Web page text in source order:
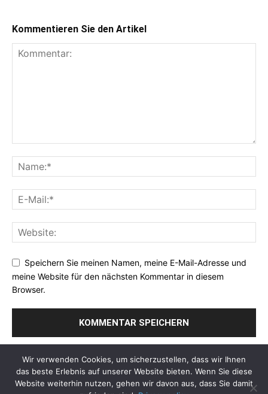
Kommentieren Sie den Artikel
Speichern Sie meinen Namen, meine E-Mail-Adresse und
meine Website für den nächsten Kommentar in diesem
Browser.
Wir verwenden Cookies, um sicherzustellen, dass wir Ihnen
das beste Erlebnis auf unserer Website bieten. Wenn Sie diese
Website weiterhin nutzen, gehen wir davon aus, dass Sie damit